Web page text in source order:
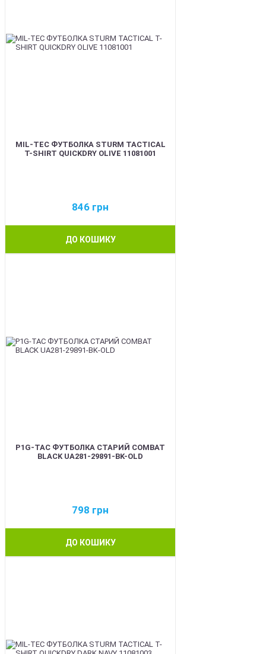
MIL-TEC ФУТБОЛКА STURM TACTICAL
T-SHIRT QUICKDRY OLIVE 11081001
846 грн
ДО КОШИКУ
P1G-TAC ФУТБОЛКА СТАРИЙ COMBAT
BLACK UA281-29891-BK-OLD
798 грн
ДО КОШИКУ